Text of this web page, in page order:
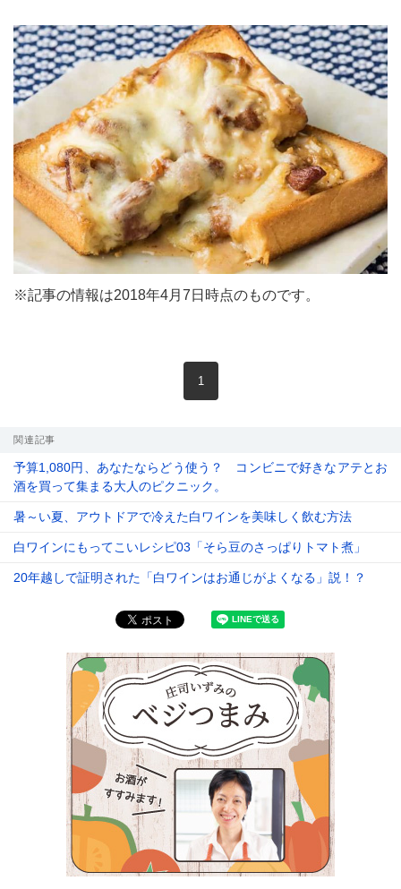
ノミスタイル] 公式twitterペ
エノミスタイル] 公式facebookペ
style[イエノミスタイル] 公式
※記事の情報は2018年4月7日時点のものです。
1
関連記事
予算1,080円、あなたならどう使う？ コンビニで好きなアテとお
酒を買って集まる大人のピクニック。
暑～い夏、アウトドアで冷えた白ワインを美味しく飲む方法
白ワインにもってこいレシピ03「そら豆のさっぱりトマト煮」
20年越しで証明された「白ワインはお通じがよくなる」説！？